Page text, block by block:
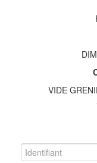
VIDE